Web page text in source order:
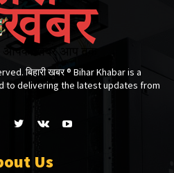
बिहारी खबर ®​ Bihar Khabar is a
to delivering the latest updates from
Us